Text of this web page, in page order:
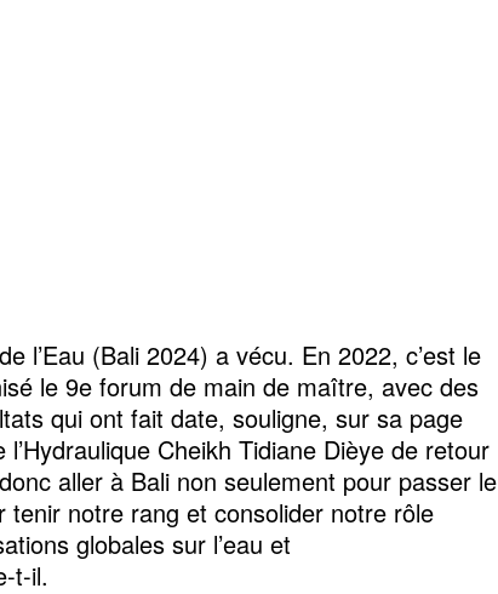
l’Eau (Bali 2024) a vécu. En 2022, c’est le
le 9e forum de main de maître, avec des
qui ont fait date, souligne, sur sa page
Cheikh Tidiane Dièye de retour
aller à Bali non seulement pour passer le
tenir notre rang et consolider notre rôle
globales sur l’eau et
t-il.